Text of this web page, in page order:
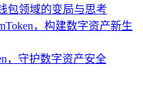
包领域的变局与思考
，构建数字资产新生
，守护数字资产安全